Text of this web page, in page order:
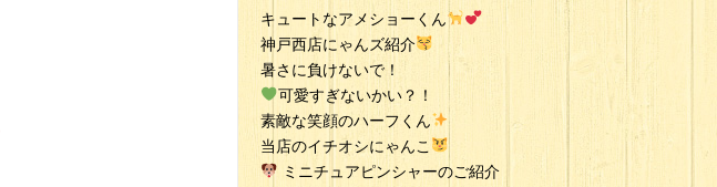
キュートなアメショーくん
神戸西店にゃんズ紹介
暑さに負けないで！
可愛すぎないかい？！
素敵な笑顔のハーフくん
当店のイチオシにゃんこ
ミニチュアピンシャーのご紹介